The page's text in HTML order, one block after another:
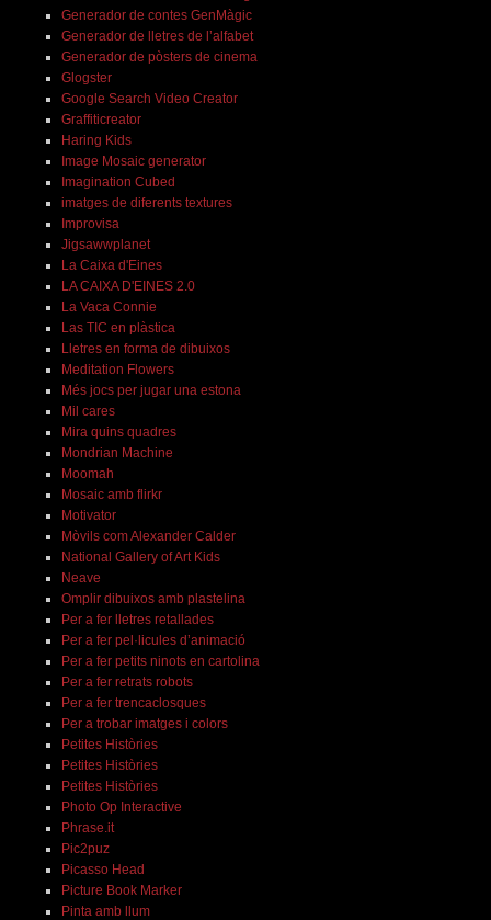
Generador de contes GenMàgic
Generador de lletres de l’alfabet
Generador de pòsters de cinema
Glogster
Google Search Video Creator
Graffiticreator
Haring Kids
Image Mosaic generator
Imagination Cubed
imatges de diferents textures
Improvisa
Jigsawwplanet
La Caixa d'Eines
LA CAIXA D'EINES 2.0
La Vaca Connie
Las TIC en plàstica
Lletres en forma de dibuixos
Meditation Flowers
Més jocs per jugar una estona
Mil cares
Mira quins quadres
Mondrian Machine
Moomah
Mosaic amb flirkr
Motivator
Mòvils com Alexander Calder
National Gallery of Art Kids
Neave
Omplir dibuixos amb plastelina
Per a fer lletres retallades
Per a fer pel·licules d’animació
Per a fer petits ninots en cartolina
Per a fer retrats robots
Per a fer trencaclosques
Per a trobar imatges i colors
Petites Històries
Petites Històries
Petites Històries
Photo Op Interactive
Phrase.it
Pic2puz
Picasso Head
Picture Book Marker
Pinta amb llum